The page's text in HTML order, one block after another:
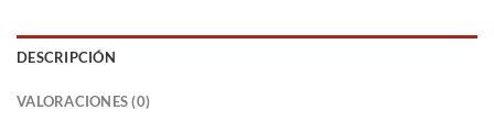
DESCRIPCIÓN
VALORACIONES (0)